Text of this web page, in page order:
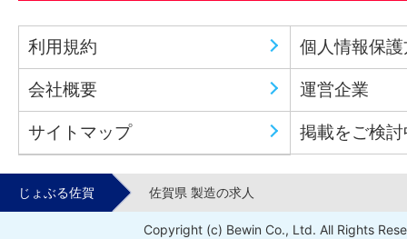
利用規約 個人情報保
会社概要 運営企業
サイトマップ 掲載をご検
じょぶる佐賀 佐賀県 製造の求人
Copyright (c) Bewin Co., Ltd. All Rights